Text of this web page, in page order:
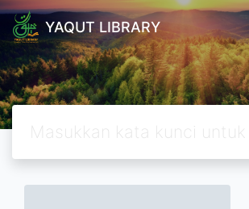
YAQUT LIBRARY